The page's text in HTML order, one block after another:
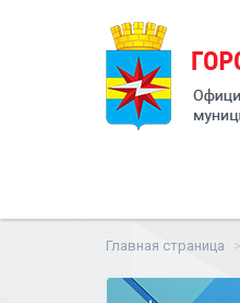
Главная страница